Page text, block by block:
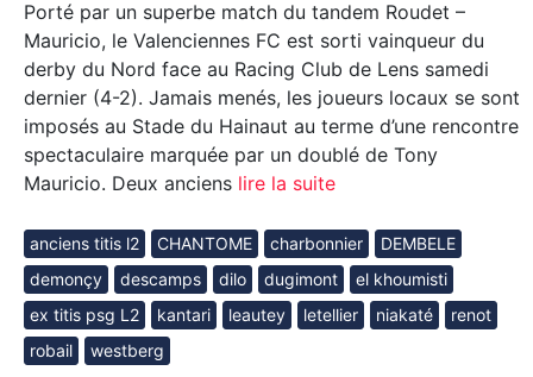
Porté par un superbe match du tandem Roudet –
Mauricio, le Valenciennes FC est sorti vainqueur du
derby du Nord face au Racing Club de Lens samedi
dernier (4-2). Jamais menés, les joueurs locaux se sont
imposés au Stade du Hainaut au terme d’une rencontre
spectaculaire marquée par un doublé de Tony
Mauricio. Deux anciens lire la suite
anciens titis l2 CHANTOME charbonnier
DEMBELE
demonçy
descamps dilo dugimont
el khoumisti
ex titis psg L2
kantari leautey letellier niakaté
renot
robail
westberg